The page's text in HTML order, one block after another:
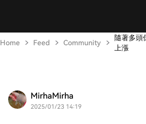
Home Feed Community
隨著多頭
上漲
MirhaMirha
2025/01/23 14:19